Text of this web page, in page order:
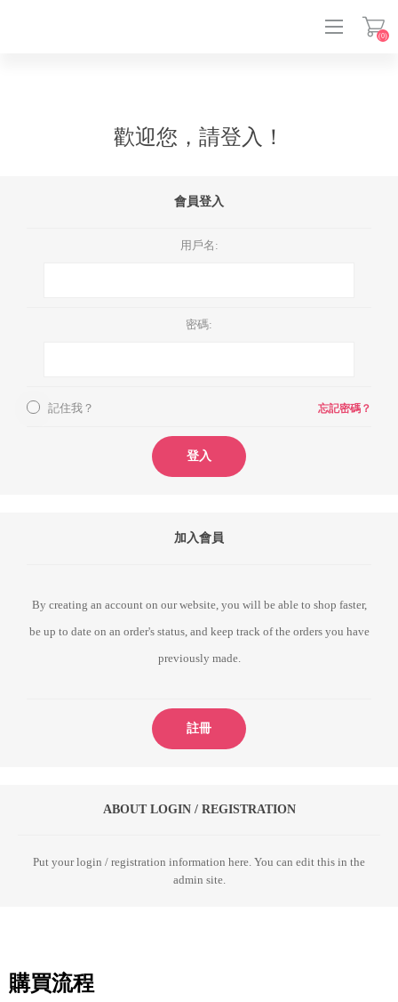
(0)
歡迎您，請登入！
會員登入
用戶名:
密碼:
記住我？ 忘記密碼？
登入
加入會員
By creating an account on our website, you will be able to shop faster,
be up to date on an order's status, and keep track of the orders you have
previously made.
註冊
ABOUT LOGIN / REGISTRATION
Put your login / registration information here. You can edit this in the
admin site.
購買流程